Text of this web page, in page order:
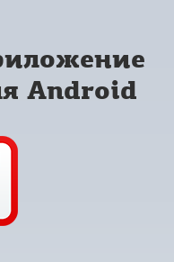
Android